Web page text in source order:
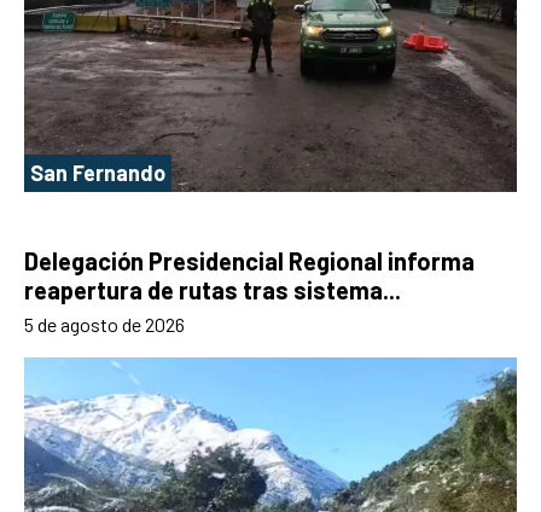
San Fernando
Delegación Presidencial Regional informa
reapertura de rutas tras sistema...
5 de agosto de 2026